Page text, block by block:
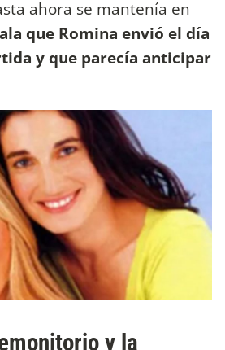
ahora se mantenía en
que Romina envió el día
y que parecía anticipar
y la